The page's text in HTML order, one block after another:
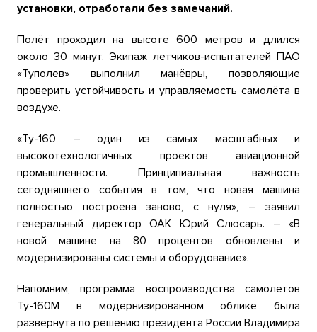
установки, отработали без замечаний.
Полёт проходил на высоте 600 метров и длился
около 30 минут. Экипаж летчиков-испытателей ПАО
«Туполев» выполнил манёвры, позволяющие
проверить устойчивость и управляемость самолёта в
воздухе.
«Ту-160 – один из самых масштабных и
высокотехнологичных проектов авиационной
промышленности. Принципиальная важность
сегодняшнего события в том, что новая машина
полностью построена заново, с нуля», – заявил
генеральный директор ОАК Юрий Слюсарь. – «В
новой машине на 80 процентов обновлены и
модернизированы системы и оборудование».
Напомним, программа воспроизводства самолетов
Ту-160М в модернизированном облике была
развернута по решению президента России Владимира